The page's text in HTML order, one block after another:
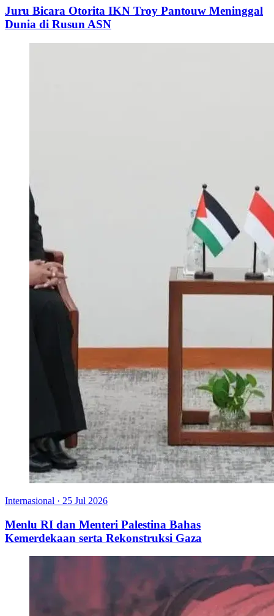
Juru Bicara Otorita IKN Troy Pantouw Meninggal
Dunia di Rusun ASN
Internasional · 25 Jul 2026
Menlu RI dan Menteri Palestina Bahas
Kemerdekaan serta Rekonstruksi Gaza